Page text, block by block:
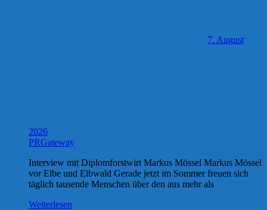
7. August
2026
PRGateway
Interview mit Diplomforstwirt Markus Mössel Markus Mössel
vor Elbe und Elbwald Gerade jetzt im Sommer freuen sich
täglich tausende Menschen über den aus mehr als
Weiterlesen